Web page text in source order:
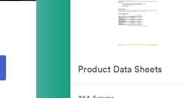
Product Data Sheets